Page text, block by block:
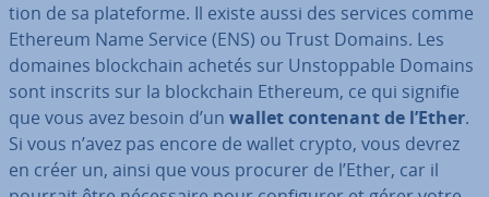
tion de sa pla­te­forme. Il existe aussi des services comme
Ethereum Name Service (ENS) ou Trust Domains. Les
domaines blo­ck­chain achetés sur Uns­top­pable Domains
sont inscrits sur la blo­ck­chain Ethereum, ce qui signifie
que vous avez besoin d’un wallet contenant de l’Ether.
Si vous n’avez pas encore de wallet crypto, vous devrez
en créer un, ainsi que vous procurer de l’Ether, car il